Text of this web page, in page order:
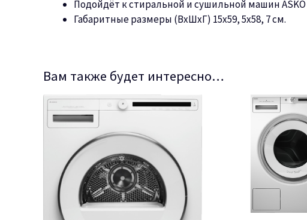
Подойдёт к стиральной и сушильной машин ASKO
Габаритные размеры (ВхШхГ) 15х59, 5х58, 7 см.
Вам также будет интересно…